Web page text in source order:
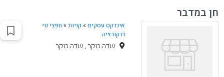
חן במדבר
אינדקס עסקים » קניות» חפצי נוי
ודקורציה
שדה בוקר , שדה בוקר